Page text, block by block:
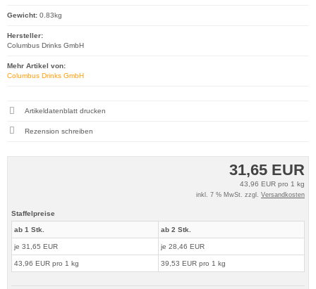
31,65 EUR
43,96 EUR pro 1 kg
inkl. 7 % MwSt. zzgl. Versandkosten
Staffelpreise
ab 1 Stk.
je 31,65 EUR
43,96 EUR pro 1 kg
ab 2 Stk.
je 28,46 EUR
39,53 EUR pro 1 kg
Gewicht: 0.83kg
Hersteller:
Columbus Drinks GmbH
Mehr Artikel von:
Columbus Drinks GmbH
Artikeldatenblatt drucken
Rezension schreiben